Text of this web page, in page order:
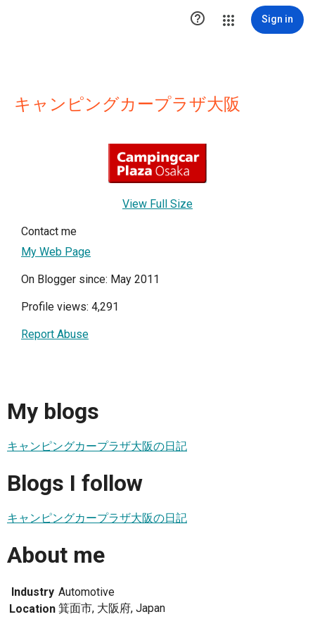
 Sign in
キャンピングカープラザ大阪
View Full Size
Contact me
My Web Page
On Blogger since: May 2011
Profile views: 4,291
Report Abuse
My blogs
キャンピングカープラザ大阪の日記
Blogs I follow
キャンピングカープラザ大阪の日記
About me
Industry Automotive
Location 箕面市, 大阪府, Japan